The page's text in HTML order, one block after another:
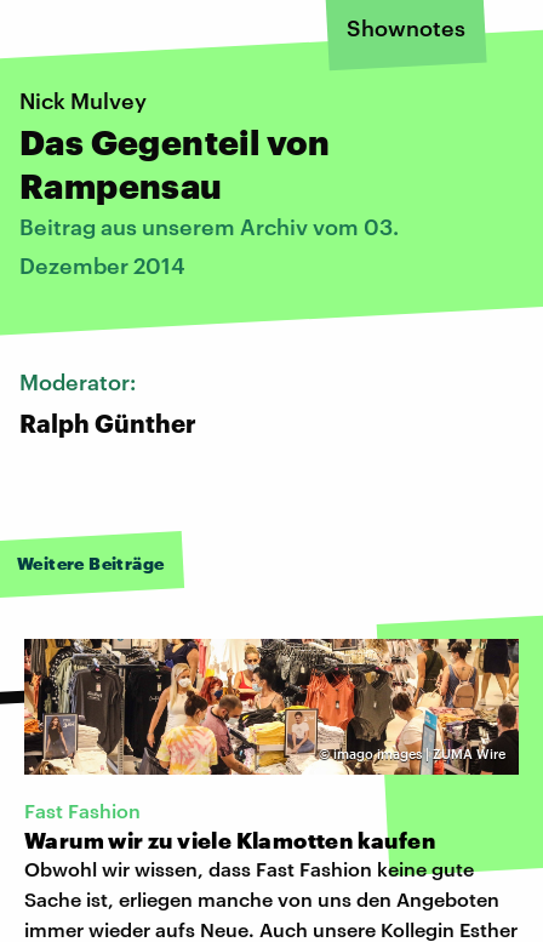
Shownotes
Nick Mulvey
Das Gegenteil von
Rampensau
Beitrag aus unserem Archiv vom 03.
Dezember 2014
Moderator:
Ralph Günther
Weitere Beiträge
©imago images | ZUMA Wire
Fast Fashion
Warum wir zu viele Klamotten kaufen
Obwohl wir wissen, dass Fast Fashion keine gute
Sache ist, erliegen manche von uns den Angeboten
immer wieder aufs Neue. Auch unsere Kollegin Esther